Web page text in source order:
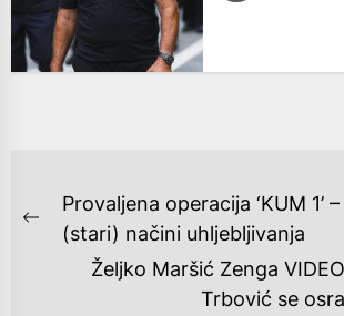
NAVIGACIJA
OBJAVA
Previous
Provaljena operacija ‘KUM 1’
(stari) načini uhljebljivanja
Željko Maršić Zenga
Trbović se